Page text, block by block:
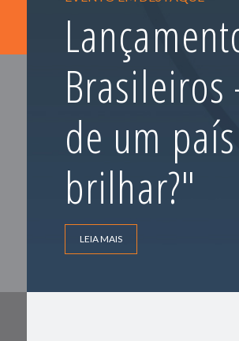
Brasileiros
de um
brilhar?"
LEIA MAIS